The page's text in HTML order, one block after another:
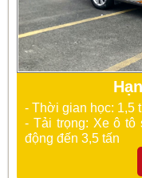
- Thời gian học: 1,5
- Tải trọng: Xe ô
động đến 3,5 tấn